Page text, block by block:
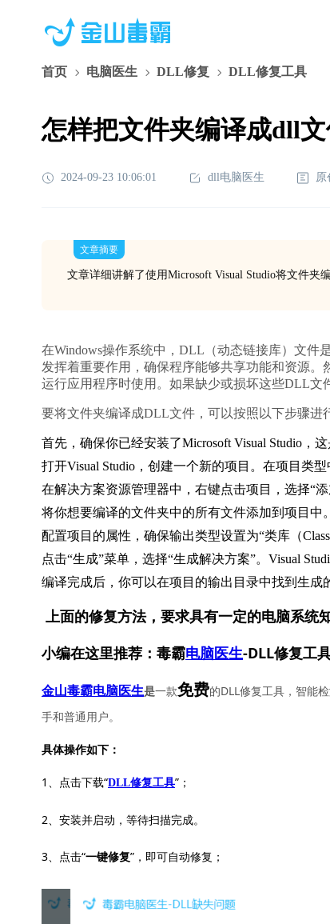
首页 电脑医生 DLL修复 DLL修复工具
怎样把文件夹编译成dll
2024-09-23 10:06:01 dll电脑医生 原
文章摘要
文章详细讲解了使用Microsoft Visual Studio将文件夹
在Windows操作系统中，DLL（动态链接库）文件
发挥着重要作用，确保程序能够共享功能和资源
运行应用程序时使用。如果缺少或损坏这些DLL文
要将文件夹编译成DLL文件，可以按照以下步骤进
首先，确保你已经安装了Microsoft Visual Studio，
打开Visual Studio，创建一个新的项目。在项目类
在解决方案资源管理器中，右键点击项目，选择“
将你想要编译的文件夹中的所有文件添加到项目中
配置项目的属性，确保输出类型设置为“类库（Class
点击“生成”菜单，选择“生成解决方案”。Visual
编译完成后，你可以在项目的输出目录中找到生成
上面的修复方法，要求具有一定的电脑系统
小编在这里推荐：毒霸电脑医生-DLL修复工
金山毒霸电脑医生是一款免费的DLL修复工具，智能
手和普通用户。
具体操作如下：
1、点击下载“DLL修复工具”；
2、安装并启动，等待扫描完成。
3、点击“一键修复”，即可自动修复；